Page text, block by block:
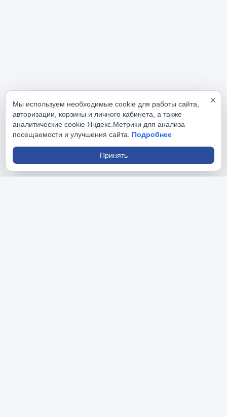
×
Мы используем необходимые cookie для работы сайта,
авторизации, корзины и личного кабинета, а также
аналитические cookie Яндекс.Метрики для анализа
посещаемости и улучшения сайта. Подробнее
Принять